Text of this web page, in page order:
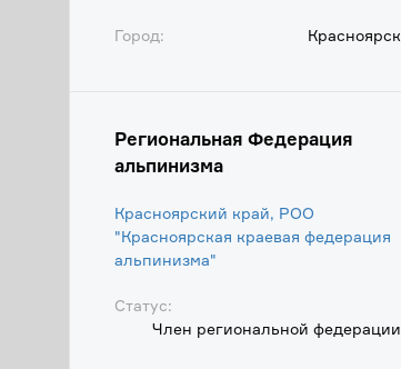
Город: Красноярск
Региональная Федерация
альпинизма
Красноярский край, РОО
"Красноярская краевая федерация
альпинизма"
Статус:
Член региональной федерации